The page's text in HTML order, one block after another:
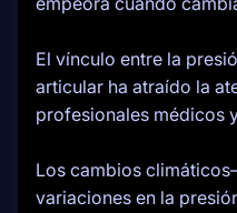
El vínculo entre la
articular ha atraído la
profesionales médicos
Los cambios
variaciones en la